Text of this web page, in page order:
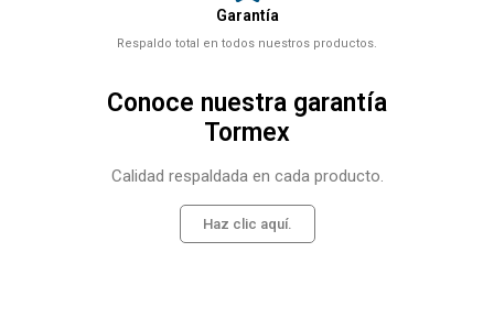
Garantía
Respaldo total en todos nuestros productos.
Conoce nuestra garantía
Tormex
Calidad respaldada en cada producto.
Haz clic aquí.